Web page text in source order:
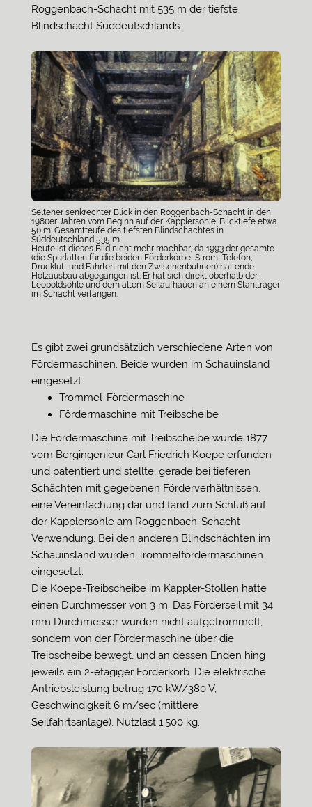
Roggenbach-Schacht mit 535 m der tiefste
Blindschacht Süddeutschlands.
Seltener senkrechter Blick in den Roggenbach-Schacht in den
1980er Jahren vom Beginn auf der Kapplersohle. Blicktiefe etwa
50 m; Gesamtteufe des tiefsten Blindschachtes in
Süddeutschland 535 m.
Heute ist dieses Bild nicht mehr machbar, da 1993 der gesamte
(die Spurlatten für die beiden Förderkörbe, Strom, Telefon,
Druckluft und Fahrten mit den Zwischenbühnen) haltende
Holzausbau abgegangen ist. Er hat sich direkt oberhalb der
Leopoldsohle und dem altem Seilaufhauen an einem Stahlträger
im Schacht verfangen.
Es gibt zwei grundsätzlich verschiedene Arten von
Fördermaschinen. Beide wurden im Schauinsland
eingesetzt:
Trommel-Fördermaschine
Fördermaschine mit Treibscheibe
Die Fördermaschine mit Treibscheibe wurde 1877
vom Bergingenieur Carl Friedrich Koepe erfunden
und patentiert und stellte, gerade bei tieferen
Schächten mit gegebenen Förderverhältnissen,
eine Vereinfachung dar und fand zum Schluß auf
der Kapplersohle am Roggenbach-Schacht
Verwendung. Bei den anderen Blindschächten im
Schauinsland wurden Trommelfördermaschinen
eingesetzt.
Die Koepe-Treibscheibe im Kappler-Stollen hatte
einen Durchmesser von 3 m. Das Förderseil mit 34
mm Durchmesser wurden nicht aufgetrommelt,
sondern von der Fördermaschine über die
Treibscheibe bewegt, und an dessen Enden hing
jeweils ein 2-etagiger Förderkorb. Die elektrische
Antriebsleistung betrug 170 kW/380 V,
Geschwindigkeit 6 m/sec (mittlere
Seilfahrtsanlage), Nutzlast 1.500 kg.